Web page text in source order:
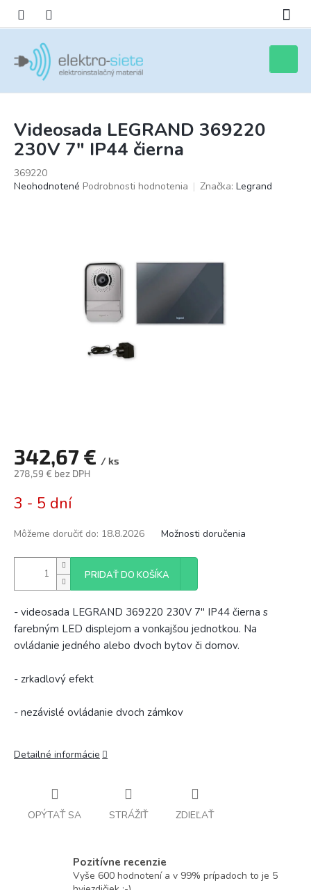
obsah
košík
Videosada LEGRAND 369220
230V 7" IP44 čierna
369220
Priemerné
Neohodnotené Podrobnosti hodnotenia Značka: Legrand
342,67 € / ks
278,59 € bez DPH
cena:
3 - 5 dní
Môžeme doručiť do: 18.8.2026 Možnosti doručenia
PRIDAŤ DO KOŠÍKA
- videosada LEGRAND 369220 230V 7" IP44 čierna s
farebným LED displejom a vonkajšou jednotkou. Na
ovládanie jedného alebo dvoch bytov či domov.
- zrkadlový efekt
- nezávislé ovládanie dvoch zámkov
Detailné informácie
OPÝTAŤ SA STRÁŽIŤ ZDIEĽAŤ
Pozitívne recenzie
Vyše 600 hodnotení a v 99% prípadoch to je 5